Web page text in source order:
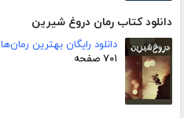
دانلود کتاب رمان دروغ شیرین
دانلود رایگان بهترین رمان‌ها
۷۰۱ صفحه